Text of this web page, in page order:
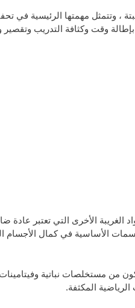
، وتتمثل مهمتها الرئيسية في
وقت وكثافة التدريب وتقصير
الغريبة الأخرى التي تعتبر عادة
الأساسية في كمال الأجسام
من مستخلصات نباتية
المكثفة.